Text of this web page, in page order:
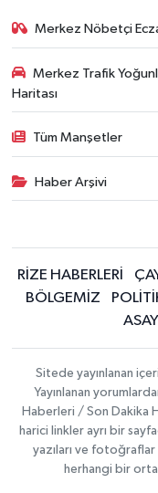
Merkez Nöbetçi
Merkez Trafik
Haritası
Tüm Manşetler
Haber Arşivi
RİZE HABERLERİ
BÖLGEMİZ
Sitede yayınlanan
Yayınlanan
Haberleri / Son Dakika
harici linkler ayrı bir
yazıları ve fotoğraflar
herhangi bir